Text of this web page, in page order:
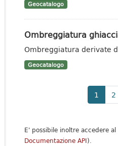
Geocatalogo
Ombreggiatura
Ombreggiatura derivate
Geocatalogo
1 2
E' possibile inoltre accedere
Documentazione API).